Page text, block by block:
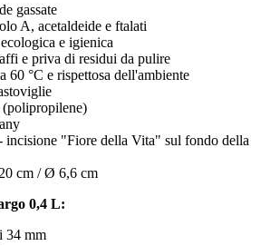
gassate
A, acetaldeide e ftalati
e igienica
e priva di residui da pulire
60 °C e rispettosa dell'ambiente
(polipropilene)
incisione "Fiore della Vita" sul fondo della
cm / Ø 6,6 cm
0,4 L:
34 mm